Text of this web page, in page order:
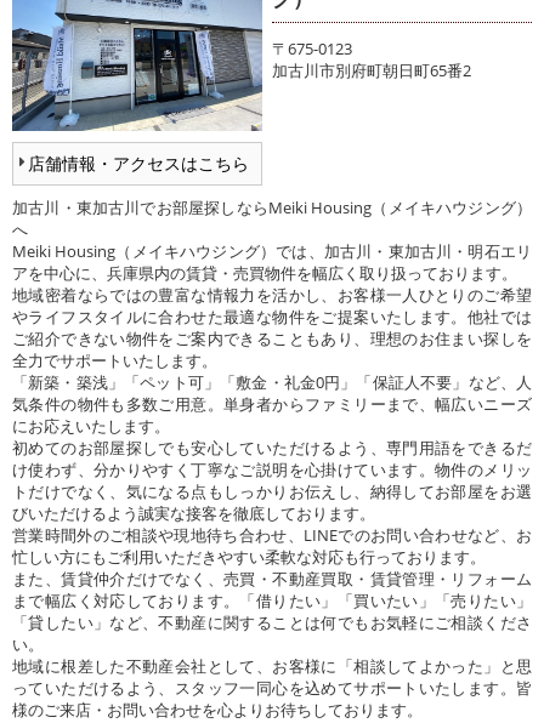
店舗情報・アクセスはこちら
〒675-0123
加古川市別府町朝日町65番2
加古川・東加古川でお部屋探しならMeiki Housing（メイキハウジング）
へ
Meiki Housing（メイキハウジング）では、加古川・東加古川・明石エリ
アを中心に、兵庫県内の賃貸・売買物件を幅広く取り扱っております。
地域密着ならではの豊富な情報力を活かし、お客様一人ひとりのご希望
やライフスタイルに合わせた最適な物件をご提案いたします。他社では
ご紹介できない物件をご案内できることもあり、理想のお住まい探しを
全力でサポートいたします。
「新築・築浅」「ペット可」「敷金・礼金0円」「保証人不要」など、人
気条件の物件も多数ご用意。単身者からファミリーまで、幅広いニーズ
にお応えいたします。
初めてのお部屋探しでも安心していただけるよう、専門用語をできるだ
け使わず、分かりやすく丁寧なご説明を心掛けています。物件のメリッ
トだけでなく、気になる点もしっかりお伝えし、納得してお部屋をお選
びいただけるよう誠実な接客を徹底しております。
営業時間外のご相談や現地待ち合わせ、LINEでのお問い合わせなど、お
忙しい方にもご利用いただきやすい柔軟な対応も行っております。
また、賃貸仲介だけでなく、売買・不動産買取・賃貸管理・リフォーム
まで幅広く対応しております。「借りたい」「買いたい」「売りたい」
「貸したい」など、不動産に関することは何でもお気軽にご相談くださ
い。
地域に根差した不動産会社として、お客様に「相談してよかった」と思
っていただけるよう、スタッフ一同心を込めてサポートいたします。皆
様のご来店・お問い合わせを心よりお待ちしております。